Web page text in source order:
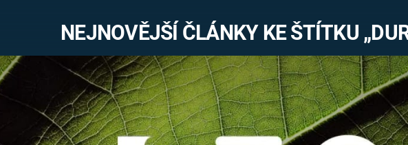
STAROVĚKÝ EGYPT MARS
VÁLEČNÉ
Výročí
Záhady a
NEJNOVĚJŠÍ ČLÁNKY KE ŠTÍTKU